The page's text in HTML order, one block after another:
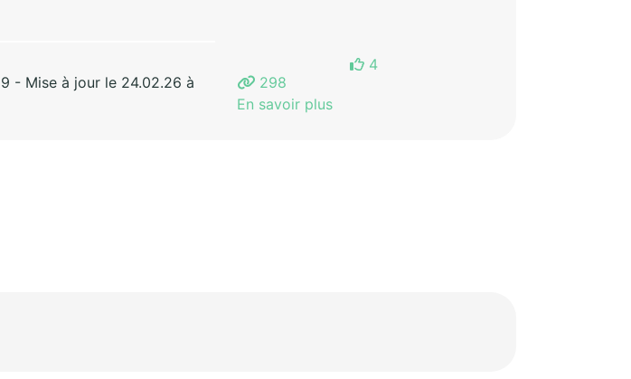
- Mise à jour le 24.02.26 à
4
298
En savoir plus